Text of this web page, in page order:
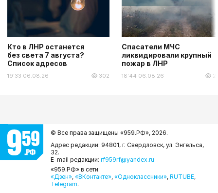
Кто в ЛНР останется
без света 7 августа?
Список адресов
19:33 06.08.26 302
Спасатели МЧС
ликвидировали крупный
пожар в ЛНР
18:44 06.08.26
© Все права защищены «959.РФ», 2026.
Адрес редакции: 94801, г. Свердловск, ул. Энгельса,
32.
E-mail редакции: rf959rf@yandex.ru
«959.РФ» в сети:
«Дзен», «ВКонтакте», «Одноклассники», RUTUBE,
Telegram.